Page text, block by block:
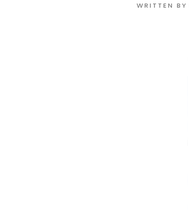
WRITTEN BY